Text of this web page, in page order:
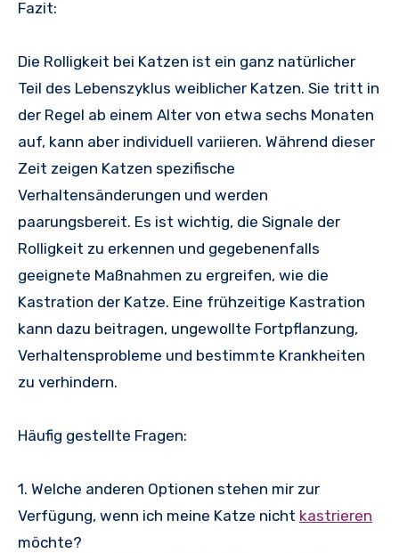
Fazit:
Die Rolligkeit bei Katzen ist ein ganz natürlicher
Teil des Lebenszyklus weiblicher Katzen. Sie tritt in
der Regel ab einem Alter von etwa sechs Monaten
auf, kann aber individuell variieren. Während dieser
Zeit zeigen Katzen spezifische
Verhaltensänderungen und werden
paarungsbereit. Es ist wichtig, die Signale der
Rolligkeit zu erkennen und gegebenenfalls
geeignete Maßnahmen zu ergreifen, wie die
Kastration der Katze. Eine frühzeitige Kastration
kann dazu beitragen, ungewollte Fortpflanzung,
Verhaltensprobleme und bestimmte Krankheiten
zu verhindern.
Häufig gestellte Fragen:
1. Welche anderen Optionen stehen mir zur
Verfügung, wenn ich meine Katze nicht kastrieren
möchte?